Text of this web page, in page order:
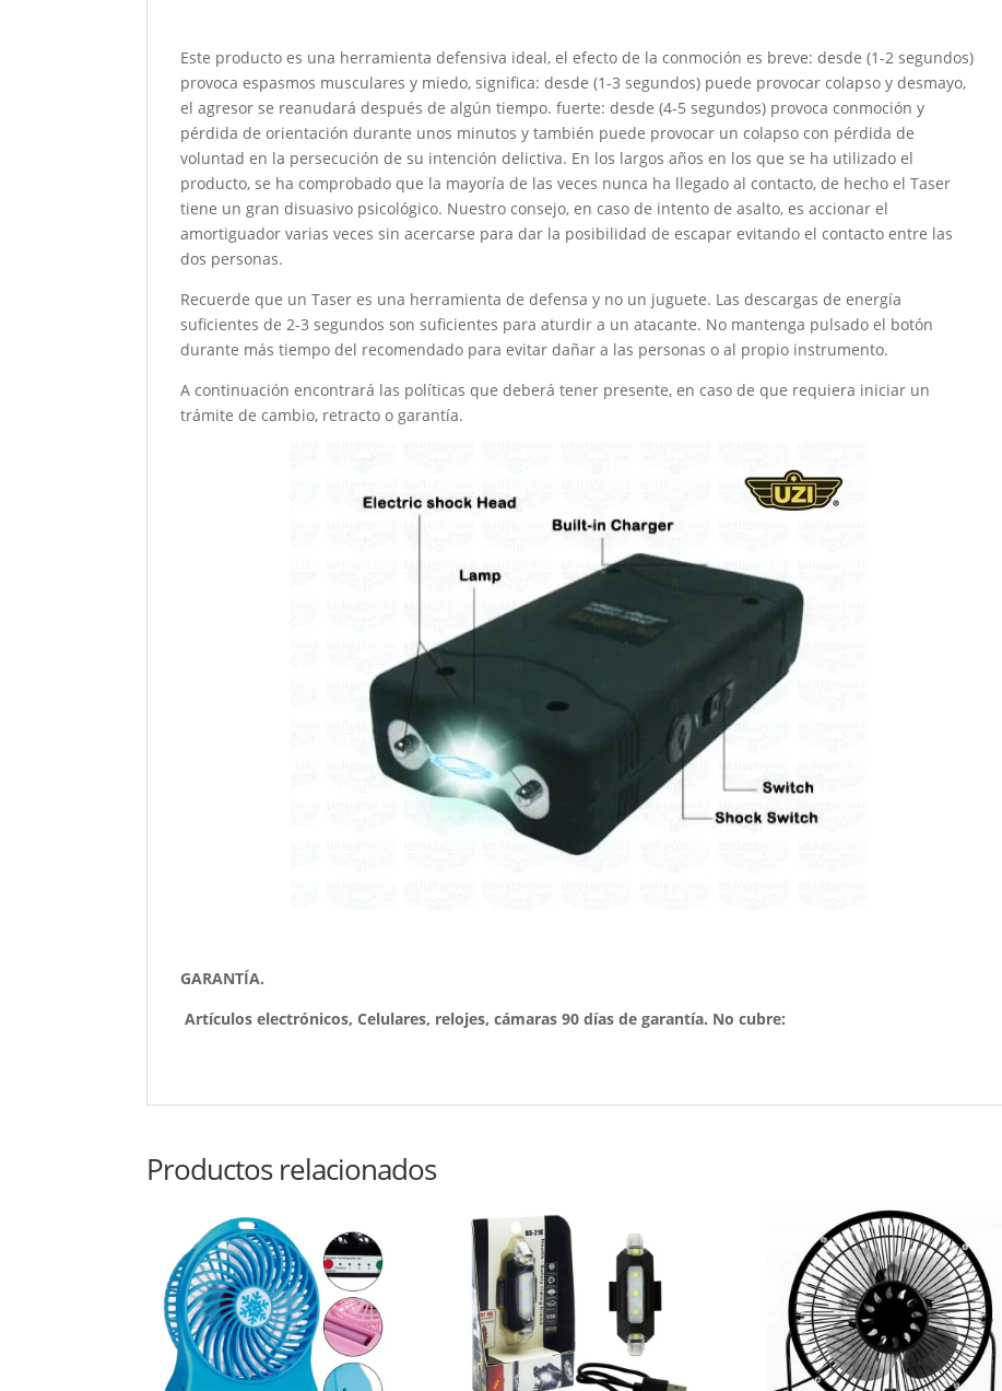
Este producto es una herramienta defensiva ideal, el efecto de la conmoción es breve: desde (1-2 segundos)
provoca espasmos musculares y miedo, significa: desde (1-3 segundos) puede provocar colapso y desmayo,
el agresor se reanudará después de algún tiempo. fuerte: desde (4-5 segundos) provoca conmoción y
pérdida de orientación durante unos minutos y también puede provocar un colapso con pérdida de
voluntad en la persecución de su intención delictiva. En los largos años en los que se ha utilizado el
producto, se ha comprobado que la mayoría de las veces nunca ha llegado al contacto, de hecho el Taser
tiene un gran disuasivo psicológico. Nuestro consejo, en caso de intento de asalto, es accionar el
amortiguador varias veces sin acercarse para dar la posibilidad de escapar evitando el contacto entre las
dos personas.
Recuerde que un Taser es una herramienta de defensa y no un juguete. Las descargas de energía
suficientes de 2-3 segundos son suficientes para aturdir a un atacante. No mantenga pulsado el botón
durante más tiempo del recomendado para evitar dañar a las personas o al propio instrumento.
A continuación encontrará las políticas que deberá tener presente, en caso de que requiera iniciar un
trámite de cambio, retracto o garantía.
GARANTÍA.
Artículos electrónicos, Celulares, relojes, cámaras 90 días de garantía. No cubre:
Productos relacionados